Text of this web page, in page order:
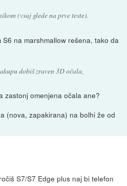
(vsaj glede na prve teste).
na marshmallow rešena, tako da
dobiš zraven 3D očala,
zastonj omenjena očala ane?
(nova, zapakirana) na bolhi že od
S7/S7 Edge plus naj bi telefon